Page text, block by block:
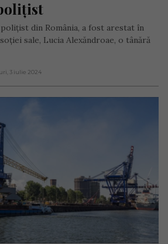
din România, a fost arestat în
sale, Lucia Alexăndroae, o tânără
3 iulie 2024